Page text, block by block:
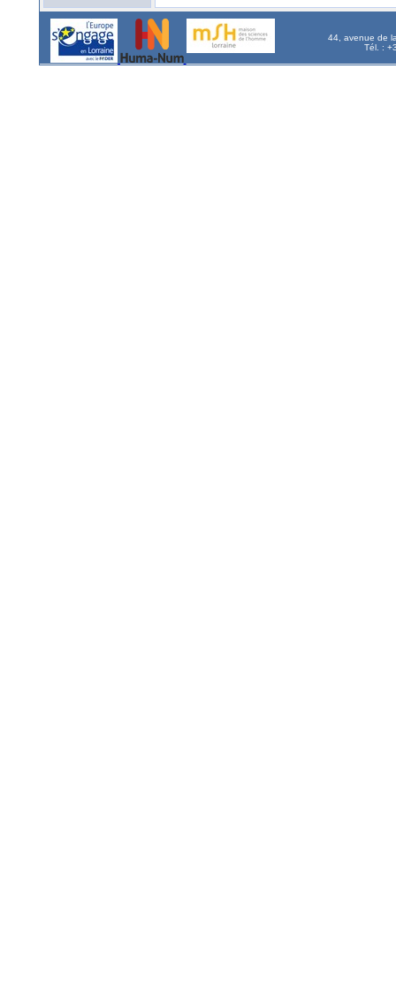
44, avenue de
Tél. :